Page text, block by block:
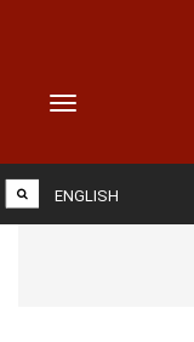
Toggle
ENGLISH